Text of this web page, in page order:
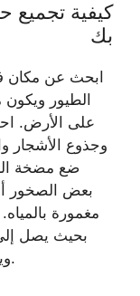
كيفية تجميع
بك
ابحث عن مكان
الطيور
على الأرض.
وجذوع الأشجار
ضع مضخة
بعض الصخور
مغمورة
بحيث يصل
ويكون مرتفعًا بما يكفي لتشغيل النافورة.